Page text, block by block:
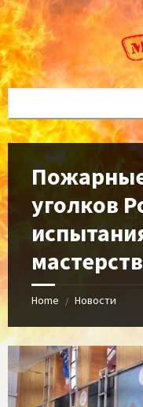
Skip
to
content
Skip
to
left
sidebar
Skip
to
footer
уголков
Home / Новости